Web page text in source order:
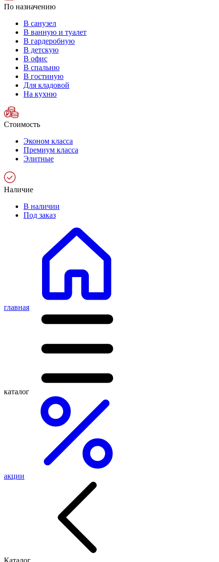
По назначению
В санузел
В ванную и туалет
В гардеробную
В детскую
В офис
В спальню
В гостиную
Для кладовой
На кухню
Стоимость
Эконом класса
Премиум класса
Элитные
Наличие
В наличии
Под заказ
главная
каталог
акции
Каталог